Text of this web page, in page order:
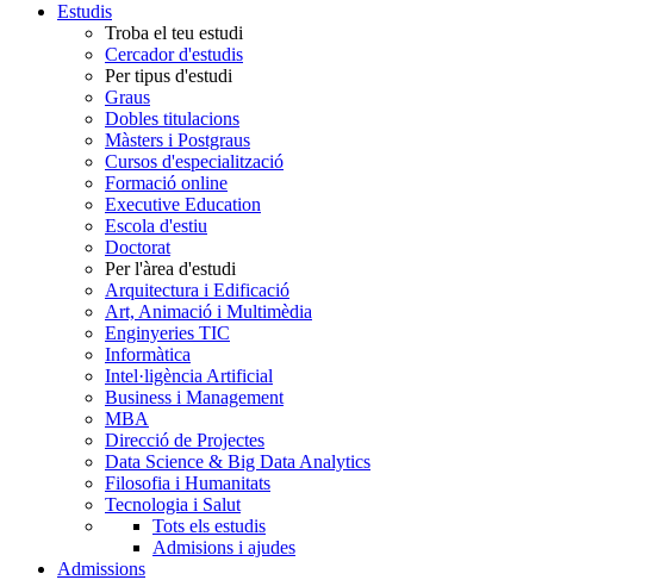
Estudis
Troba el teu estudi
Cercador d'estudis
Per tipus d'estudi
Graus
Dobles titulacions
Màsters i Postgraus
Cursos d'especialització
Formació online
Executive Education
Escola d'estiu
Doctorat
Per l'àrea d'estudi
Arquitectura i Edificació
Art, Animació i Multimèdia
Enginyeries TIC
Informàtica
Intel·ligència Artificial
Business i Management
MBA
Direcció de Projectes
Data Science & Big Data Analytics
Filosofia i Humanitats
Tecnologia i Salut
Tots els estudis
Admisions i ajudes
Admissions